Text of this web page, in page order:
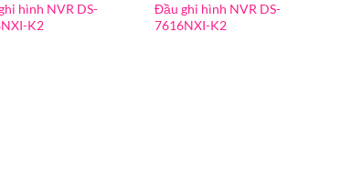
hình NVR DS-
K2
Đầu ghi hình NVR DS-
7616NXI-K2